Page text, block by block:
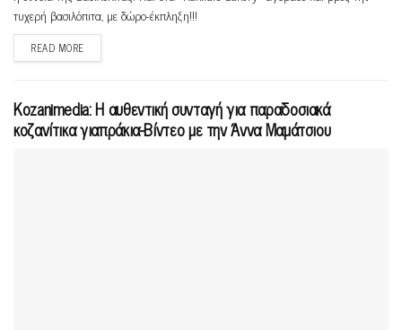
τυχερή βασιλόπιτα, με δώρο-έκπληξη!!!
READ MORE
Κοzanimedia: Η αυθεντική συνταγή για παραδοσιακά
κοζανίτικα γιαπράκια-Βίντεο με την Άννα Μαμάτσιου